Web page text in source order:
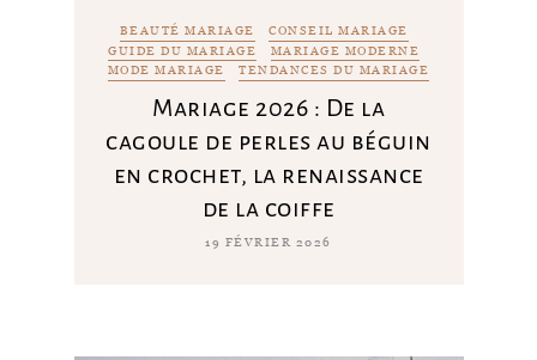
BEAUTÉ MARIAGE
CONSEIL MARIAGE
GUIDE DU MARIAGE
MARIAGE MODERNE
MODE MARIAGE
TENDANCES DU MARIAGE
Mariage 2026 : De la
cagoule de perles au béguin
en crochet, la renaissance
de la coiffe
19 FÉVRIER 2026